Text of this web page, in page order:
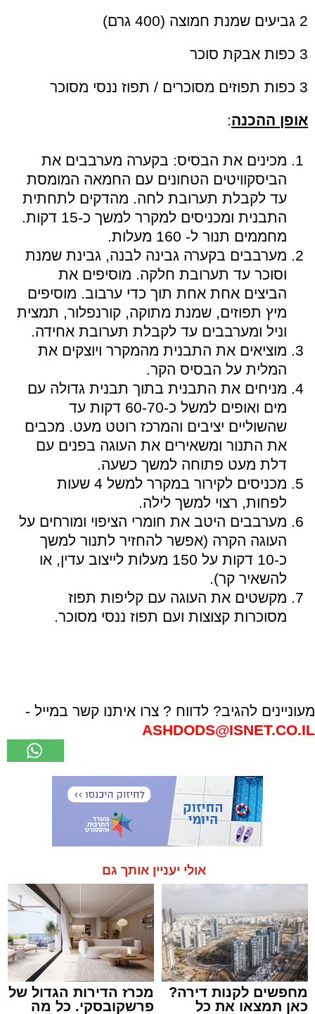
2 גביעים שמנת חמוצה (400 גרם)
3 כפות אבקת סוכר
3 כפות תפוזים מסוכרים / תפוז ננסי מסוכר
אופן ההכנה:
מכינים את הבסיס: בקערה מערבבים את
הביסקוויטים הטחונים עם החמאה המומסת
עד לקבלת תערובת לחה. מהדקים לתחתית
התבנית ומכניסים למקרר למשך כ-15 דקות.
מחממים תנור ל- 160 מעלות.
מערבבים בקערה גבינה לבנה, גבינת שמנת
וסוכר עד תערובת חלקה. מוסיפים את
הביצים אחת אחת תוך כדי ערבוב. מוסיפים
מיץ תפוזים, שמנת מתוקה, קורנפלור, תמצית
וניל ומערבבים עד לקבלת תערובת אחידה.
מוציאים את התבנית מהמקרר ויוצקים את
המלית על הבסיס הקר.
מניחים את התבנית בתוך תבנית גדולה עם
מים ואופים למשל כ-60-70 דקות עד
שהשוליים יציבים והמרכז רוטט מעט. מכבים
את התנור ומשאירים את העוגה בפנים עם
דלת מעט פתוחה למשך כשעה.
מכניסים לקירור במקרר למשל 4 שעות
לפחות, רצוי למשך לילה.
מערבבים היטב את חומרי הציפוי ומורחים על
העוגה הקרה (אפשר להחזיר לתנור למשך
כ-10 דקות על 150 מעלות לייצוב עדין, או
להשאיר קר).
מקשטים את העוגה עם קליפות תפוז
מסוכרות קצוצות ועם תפוז ננסי מסוכר.
מעוניינים להגיב? לדווח ? צרו איתנו קשר במייל -
ASHDODS@ISNET.CO.IL
אולי יעניין אותך גם
מחפשים לקנות דירה?
כאן תמצאו את כל
מכרז הדירות הגדול של
פרשקובסקי. כל מה